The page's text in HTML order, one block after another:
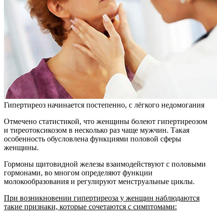
Гипертиреоз начинается постепенно, с лёгкого недомогания
Отмечено статистикой, что женщины болеют гипертиреозом
и тиреотоксикозом в несколько раз чаще мужчин. Такая
особенность обусловлена функциями половой сферы
женщины.
Гормоны щитовидной железы взаимодействуют с половыми
гормонами, во многом определяют функции
молокообразования и регулируют менструальные циклы.
При возникновении гипертиреоза у женщин наблюдаются
такие признаки, которые сочетаются с симптомами: